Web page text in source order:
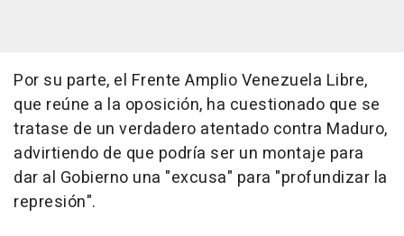
Por su parte, el Frente Amplio Venezuela Libre,
que reúne a la oposición, ha cuestionado que se
tratase de un verdadero atentado contra Maduro,
advirtiendo de que podría ser un montaje para
dar al Gobierno una "excusa" para "profundizar la
represión".